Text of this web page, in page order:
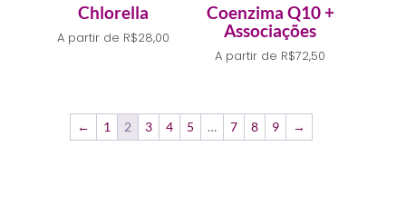
Chlorella
A partir de R$28,00
Coenzima Q10 +
Associações
A partir de R$72,50
← 1 2 3 4 5 … 7 8 9 →